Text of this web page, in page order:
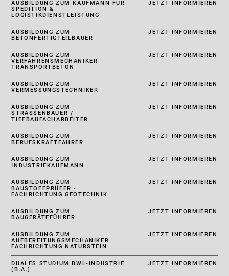
AUSBILDUNG ZUM KAUFMANN FÜR
SPEDITION &
LOGISTIKDIENSTLEISTUNG
JETZT INFORMIEREN
AUSBILDUNG ZUM
BETONFERTIGTEILBAUER
JETZT INFORMIEREN
AUSBILDUNG ZUM
VERFAHRENSMECHANIKER
TRANSPORTBETON
JETZT INFORMIEREN
AUSBILDUNG ZUM
VERMESSUNGSTECHNIKER
JETZT INFORMIEREN
AUSBILDUNG ZUM
STRASSENBAUER / T
IEFBAUFACHARBEITER
JETZT INFORMIEREN
AUSBILDUNG ZUM
BERUFSKRAFTFAHRER
JETZT INFORMIEREN
AUSBILDUNG ZUM
INDUSTRIEKAUFMANN
JETZT INFORMIEREN
AUSBILDUNG ZUM
BAUSTOFFPRÜFER -
FACHRICHTUNG GEOTECHNIK
JETZT INFORMIEREN
AUSBILDUNG ZUM
BAUGERÄTEFÜHRER
JETZT INFORMIEREN
AUSBILDUNG ZUM
AUFBEREITUNGSMECHANIKER
FACHRICHTUNG NATURSTEIN
JETZT INFORMIEREN
DUALES STUDIUM BWL-INDUSTRIE
(B.A.)
JETZT INFORMIEREN